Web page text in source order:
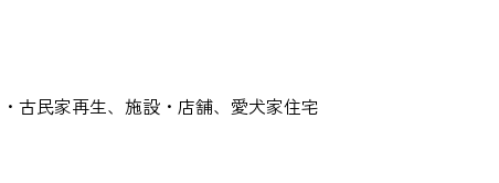
古民家再生、施設・店舗、愛犬家住宅